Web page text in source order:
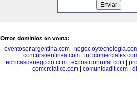
Otros dominios en venta:
eventosenargentina.com
concursoenlinea.com|
tecnicasdenegocio.com
exposicionrural.com
comercialice.com| comunidadit.com|